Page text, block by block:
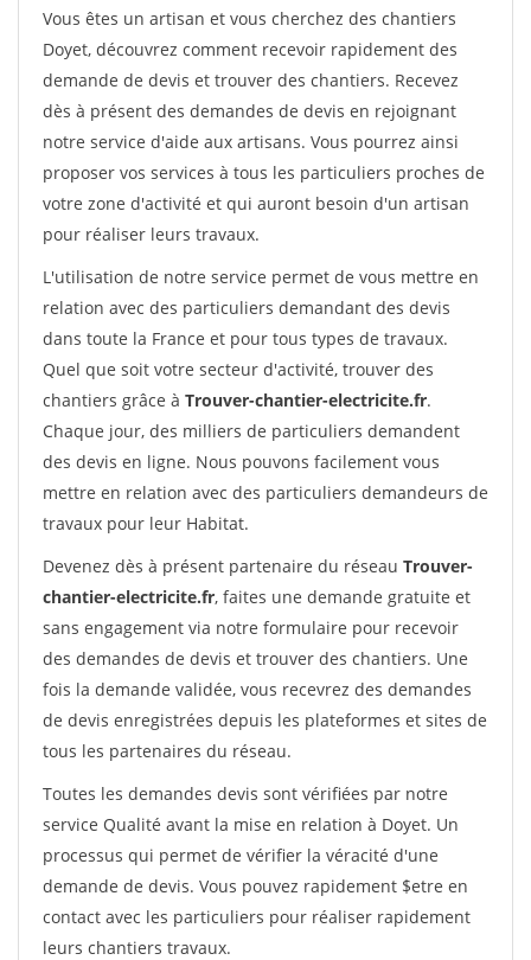
Vous êtes un artisan et vous cherchez des chantiers
Doyet, découvrez comment recevoir rapidement des
demande de devis et trouver des chantiers. Recevez
dès à présent des demandes de devis en rejoignant
notre service d'aide aux artisans. Vous pourrez ainsi
proposer vos services à tous les particuliers proches de
votre zone d'activité et qui auront besoin d'un artisan
pour réaliser leurs travaux.
L'utilisation de notre service permet de vous mettre en
relation avec des particuliers demandant des devis
dans toute la France et pour tous types de travaux.
Quel que soit votre secteur d'activité, trouver des
chantiers grâce à Trouver-chantier-electricite.fr.
Chaque jour, des milliers de particuliers demandent
des devis en ligne. Nous pouvons facilement vous
mettre en relation avec des particuliers demandeurs de
travaux pour leur Habitat.
Devenez dès à présent partenaire du réseau Trouver-
chantier-electricite.fr, faites une demande gratuite et
sans engagement via notre formulaire pour recevoir
des demandes de devis et trouver des chantiers. Une
fois la demande validée, vous recevrez des demandes
de devis enregistrées depuis les plateformes et sites de
tous les partenaires du réseau.
Toutes les demandes devis sont vérifiées par notre
service Qualité avant la mise en relation à Doyet. Un
processus qui permet de vérifier la véracité d'une
demande de devis. Vous pouvez rapidement $etre en
contact avec les particuliers pour réaliser rapidement
leurs chantiers travaux.